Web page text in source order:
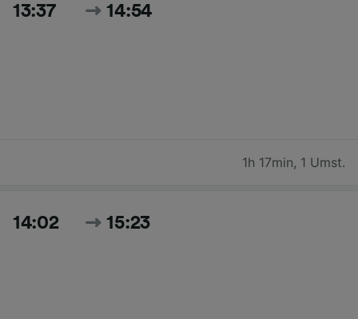
13:37 14:54
1h 17min, 1 Umst.
14:02 15:23